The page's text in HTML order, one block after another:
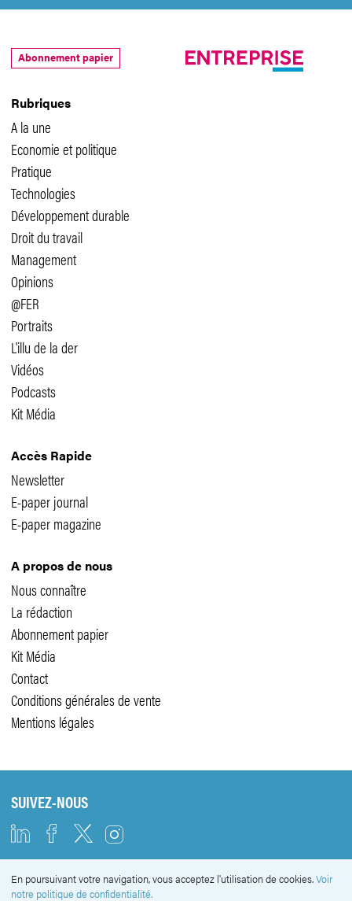
Rubriques
A la une
Economie et politique
Pratique
Technologies
Développement durable
Droit du travail
Management
Opinions
@FER
Portraits
L'illu de la der
Vidéos
Podcasts
Kit Média
Accès Rapide
Newsletter
E-paper journal
E-paper magazine
A propos de nous
Nous connaître
La rédaction
Abonnement papier
Kit Média
Contact
Conditions générales de vente
Mentions légales
Abonnement papier
SUIVEZ-NOUS
NEWSLETTER
En poursuivant votre navigation, vous acceptez l'utilisation de cookies.Voir
notre politique de confidentialité.